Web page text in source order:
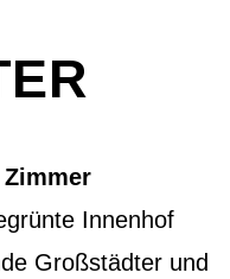
Innenhof
Großstädter und